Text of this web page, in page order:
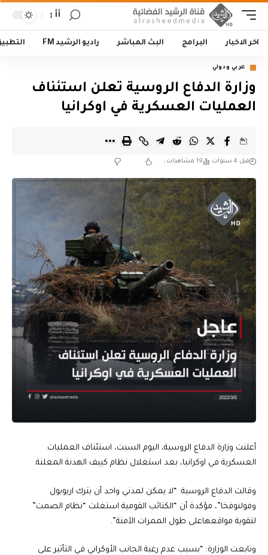
أأ
اخر الاخبار البرامج البث المباشر راديو الرشيد FM
عربي ودولي
وزارة الدفاع الروسية تعلن استئناف
العمليات العسكرية في اوكرانيا
قبل 4 سنوات 19 مشاهدات
أعلنت وزارة الدفاع الروسية، اليوم السبت، استئناف العمليات
العسكرية في اوكرانيا، بعد استغلال نظام كييف الهدنة المعلنة.
وقالت الدفاع الروسية: “لا يمكن لمدني واحد أن يترك اريوبول
وفولنوفخا”، مؤكدة أن “الكتائب القومية استغلت “نظام الصمت”
لتقوية مواقعهاعلى طول الممرات الآمنة”.
وتابعت الوزارة: “بسبب عدم رغبة الجانب الأوكراني في التأثير على